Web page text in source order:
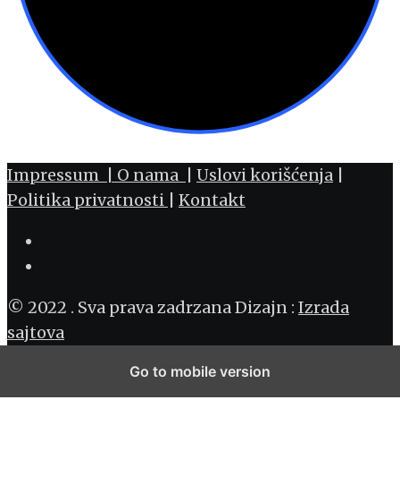
Impressum | O nama Uslovi korišćenja
Politika privatnosti
Kontakt
© 2022 . Sva prava zadrzana Dizajn : Izrada
sajtova
Go to mobile version